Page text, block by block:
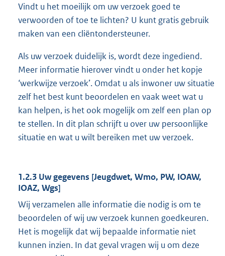
Vindt u het moeilijk om uw verzoek goed te
verwoorden of toe te lichten? U kunt gratis gebruik
maken van een cliëntondersteuner.
Als uw verzoek duidelijk is, wordt deze ingediend.
Meer informatie hierover vindt u onder het kopje
‘werkwijze verzoek’. Omdat u als inwoner uw situatie
zelf het best kunt beoordelen en vaak weet wat u
kan helpen, is het ook mogelijk om zelf een plan op
te stellen. In dit plan schrijft u over uw persoonlijke
situatie en wat u wilt bereiken met uw verzoek.
1.2.3 Uw gegevens [Jeugdwet, Wmo, PW, IOAW,
IOAZ, Wgs]
Wij verzamelen alle informatie die nodig is om te
beoordelen of wij uw verzoek kunnen goedkeuren.
Het is mogelijk dat wij bepaalde informatie niet
kunnen inzien. In dat geval vragen wij u om deze